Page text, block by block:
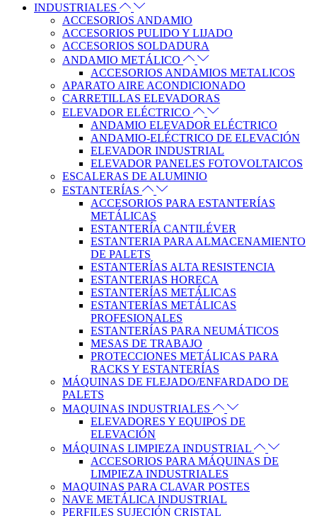
INDUSTRIALES
ACCESORIOS ANDAMIO
ACCESORIOS PULIDO Y LIJADO
ACCESORIOS SOLDADURA
ANDAMIO METÁLICO
ACCESORIOS ANDAMIOS METALICOS
APARATO AIRE ACONDICIONADO
CARRETILLAS ELEVADORAS
ELEVADOR ELÉCTRICO
ANDAMIO ELEVADOR ELÉCTRICO
ANDAMIO-ELÉCTRICO DE ELEVACIÓN
ELEVADOR INDUSTRIAL
ELEVADOR PANELES FOTOVOLTAICOS
ESCALERAS DE ALUMINIO
ESTANTERÍAS
ACCESORIOS PARA ESTANTERÍAS
METÁLICAS
ESTANTERÍA CANTILÉVER
ESTANTERIA PARA ALMACENAMIENTO
DE PALETS
ESTANTERÍAS ALTA RESISTENCIA
ESTANTERIAS HORECA
ESTANTERÍAS METÁLICAS
ESTANTERÍAS METÁLICAS
PROFESIONALES
ESTANTERÍAS PARA NEUMÁTICOS
MESAS DE TRABAJO
PROTECCIONES METÁLICAS PARA
RACKS Y ESTANTERÍAS
MÁQUINAS DE FLEJADO/ENFARDADO DE
PALETS
MAQUINAS INDUSTRIALES
ELEVADORES Y EQUIPOS DE
ELEVACIÓN
MÁQUINAS LIMPIEZA INDUSTRIAL
ACCESORIOS PARA MÁQUINAS DE
LIMPIEZA INDUSTRIALES
MAQUINAS PARA CLAVAR POSTES
NAVE METÁLICA INDUSTRIAL
PERFILES SUJECIÓN CRISTAL